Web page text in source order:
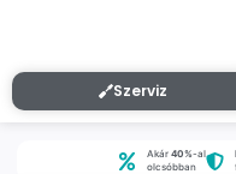
Szerviz
Akár40%-al
olcsóbban